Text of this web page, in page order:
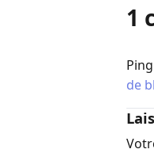
1
de